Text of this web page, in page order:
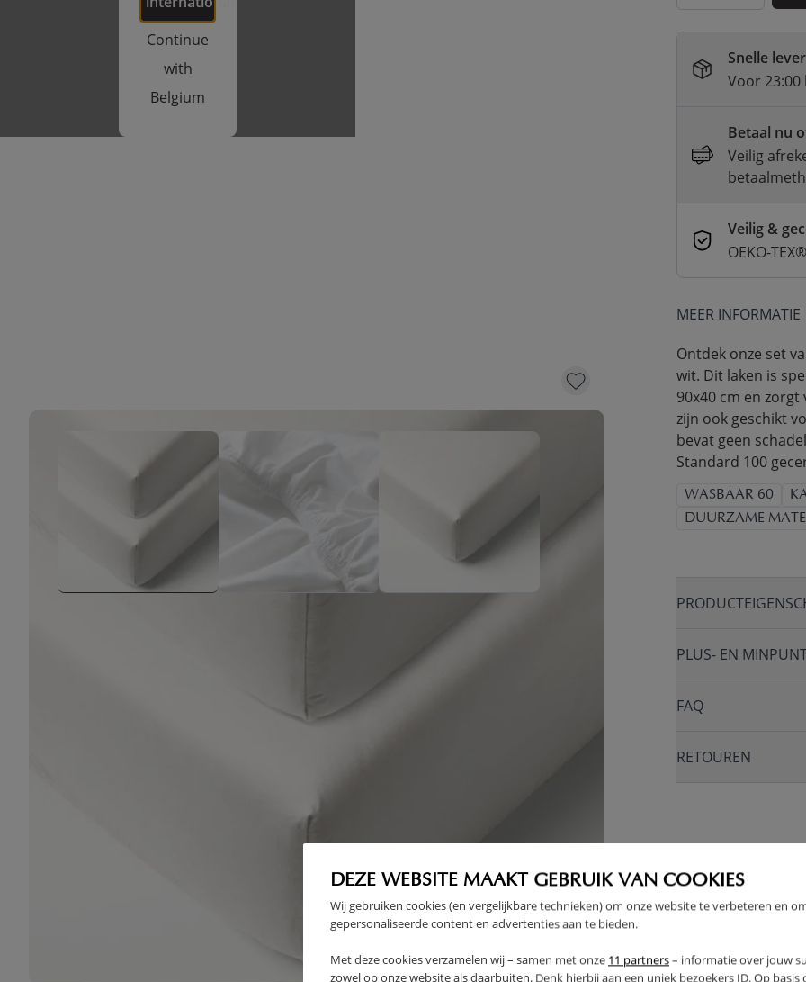
DEZE WEBSITE MAAKT GEBRUIK VAN COOKIES
Wij gebruiken cookies (en vergelijkbare technieken) om onze website te verbeteren en
gepersonaliseerde content en advertenties aan te bieden.
Met deze cookies verzamelen wij – samen met onze 11 partners– informatie over jouw
zowel op onze website als daarbuiten. Denk hierbij aan een uniek bezoekers ID. Op basis
Continue
with
Belgium
Snelle
Voor 23:00
Betaal nu
Veilig
Veilig &
OEKO-
MEER INFORMATIE
Ontdek onze set
wit. Dit laken is
90x40 cm en
zijn ook geschikt
bevat geen
Standard 100
WASBAAR 60
DUURZAME
PLUS- EN
FAQ
RETOUREN